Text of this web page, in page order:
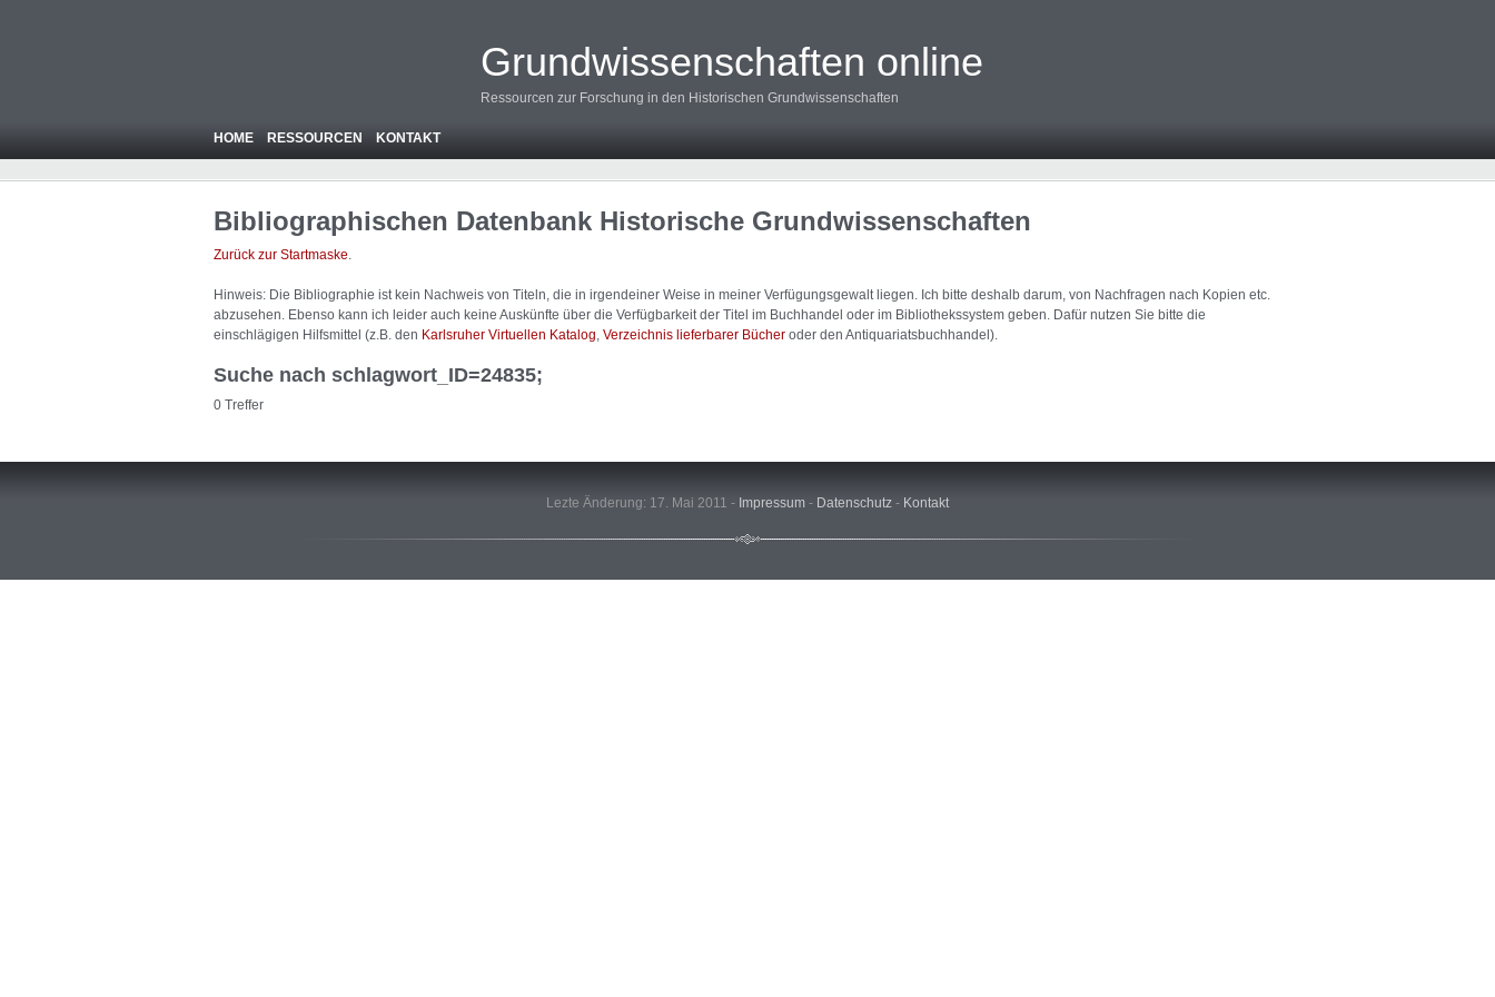
Grundwissenschaften online
Ressourcen zur Forschung in den Historischen Grundwissenschaften
HOME RESSOURCEN KONTAKT
Bibliographischen Datenbank Historische Grundwissenschaften
Zurück zur Startmaske.
Hinweis: Die Bibliographie ist kein Nachweis von Titeln, die in irgendeiner Weise in meiner Verfügungsgewalt liegen. Ich bitte deshalb darum, von Nachfragen nach Kopien etc.
abzusehen. Ebenso kann ich leider auch keine Auskünfte über die Verfügbarkeit der Titel im Buchhandel oder im Bibliothekssystem geben. Dafür nutzen Sie bitte die
einschlägigen Hilfsmittel (z.B. den Karlsruher Virtuellen Katalog Verzeichnis lieferbarer Bücher oder den Antiquariatsbuchhandel).
Suche nach schlagwort_ID=24835;
0 Treffer
Lezte Änderung: 17. Mai 2011 - Impressum - Datenschutz - Kontakt